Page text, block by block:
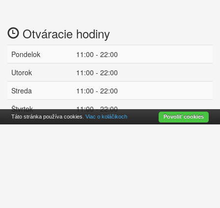
Otváracie hodiny
Pondelok
11:00 - 22:00
Utorok
11:00 - 22:00
Streda
11:00 - 22:00
Štvrtok
11:00 - 22:00
Piatok
11:00 - 22:00
Táto stránka používa cookies. Viac o koláčikoch Povoliť cookies